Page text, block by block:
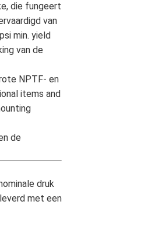
die fungeert
van
min. yield
van de
NPTF- en
items and
de
druk
met een